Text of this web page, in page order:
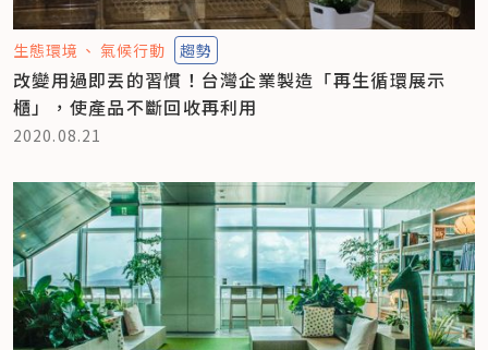
生態環境 氣候行動 趨勢
改變用過即丟的習慣！台灣企業製造「再生循環展示
櫃」，使產品不斷回收再利用
2020.08.21